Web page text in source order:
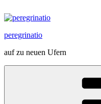
Inhalt
peregrinatio
auf zu neuen Ufern